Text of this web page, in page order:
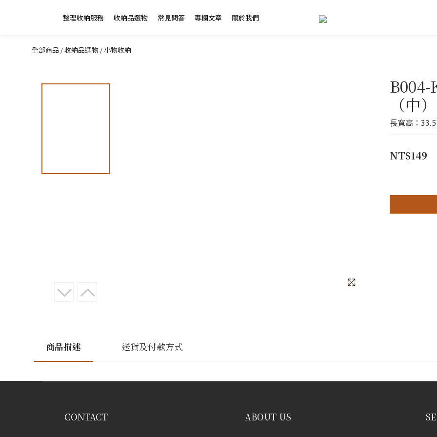
整理收納服務 收納品選物 常見問答 專欄文章 關於我們
全部商品 /收納品選物 / 小物收納
（中）
長寬高：
NT$149
商品描述 送貨及付款方式
CONTACT ABOUT US